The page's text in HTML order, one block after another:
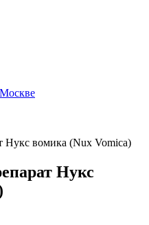
Нукс вомика (Nux Vomica)
Нукс